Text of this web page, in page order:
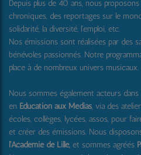
Depuis plus de 40 ans, nous
chroniques, des reportages sur le
solidarité, la diversité, l'emploi, etc.
Nos émissions sont réalisées par des
bénévoles passionnés. Notre
place à de nombreux univers musicaux.
Nous sommes également acteurs
en Education aux Médias, via des
écoles, collèges, lycées, assos, pour
et créer des émissions. Nous
l'Académie de Lille, et sommes agréés